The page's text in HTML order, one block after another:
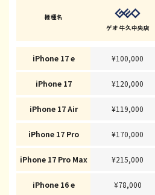
機種名
iPhone 17 e
iPhone 17
iPhone 17 Air
iPhone 17 Pro
iPhone 17 Pro Max
iPhone 16 e
ゲオ 牛久中央店
¥100,000
¥120,000
¥119,000
¥170,000
¥215,000
¥78,000